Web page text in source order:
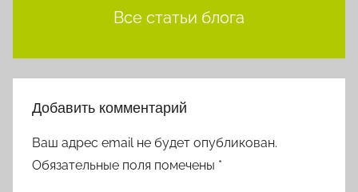
Все статьи блога
Добавить комментарий
Ваш адрес email не будет опубликован.
Обязательные поля помечены *